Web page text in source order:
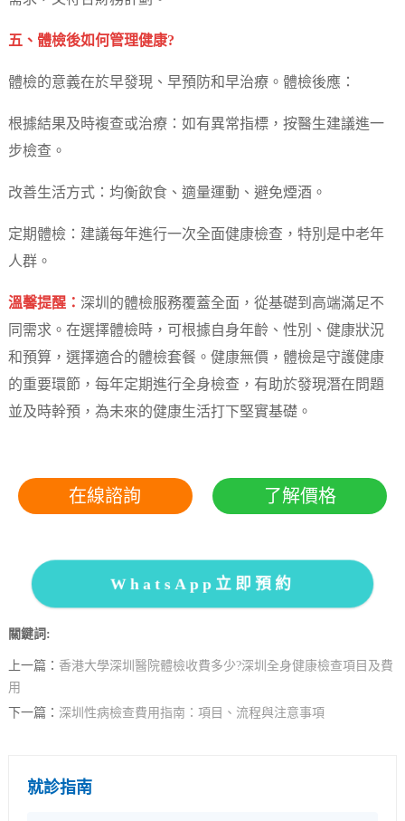
五、體檢後如何管理健康?
體檢的意義在於早發現、早預防和早治療。體檢後應：
根據結果及時複查或治療：如有異常指標，按醫生建議進一
步檢查。
改善生活方式：均衡飲食、適量運動、避免煙酒。
定期體檢：建議每年進行一次全面健康檢查，特別是中老年
人群。
溫馨提醒： 深圳的體檢服務覆蓋全面，從基礎到高端滿足不
同需求。在選擇體檢時，可根據自身年齡、性別、健康狀況
和預算，選擇適合的體檢套餐。健康無價，體檢是守護健康
的重要環節，每年定期進行全身檢查，有助於發現潛在問題
並及時幹預，為未來的健康生活打下堅實基礎。
在線諮詢 了解價格
WhatsApp立即預約
關鍵詞:
上一篇： 香港大學深圳醫院體檢收費多少?深圳全身健康檢查項目及費
用
下一篇： 深圳性病檢查費用指南：項目、流程與注意事項
就診指南